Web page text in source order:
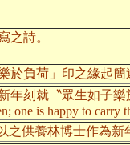
之詩。
於負荷」印之緣起簡
年刻就〝眾生如子
one is happy to carry
之供養林博士作為新